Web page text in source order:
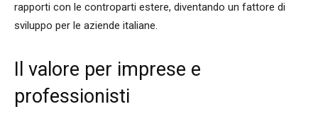
rapporti con le controparti estere, diventando un fattore di
sviluppo per le aziende italiane.
Il valore per imprese e
professionisti